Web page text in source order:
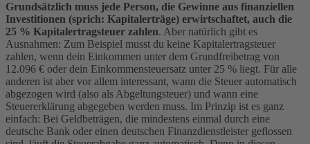
Grundsätzlich muss jede Person, die Gewinne aus finanziellen
Investitionen (sprich: Kapitalerträge) erwirtschaftet, auch die
25 % Kapitalertragsteuer zahlen. Aber natürlich gibt es
Ausnahmen: Zum Beispiel musst du keine Kapitalertragsteuer
zahlen, wenn dein Einkommen unter dem Grundfreibetrag von
12.096 € oder dein Einkommensteuersatz unter 25 % liegt. Für alle
anderen ist aber vor allem interessant, wann die Steuer automatisch
abgezogen wird (also als Abgeltungsteuer) und wann eine
Steuererklärung abgegeben werden muss. Im Prinzip ist es ganz
einfach: Bei Geldbeträgen, die mindestens einmal durch eine
deutsche Bank oder einen deutschen Finanzdienstleister geflossen